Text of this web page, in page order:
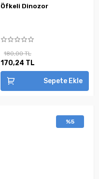
Öfkeli Dinozor
180,00 TL
170,24 TL
Sepete Ekle
%5